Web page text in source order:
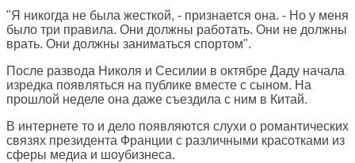
"Я никогда не была жесткой, - признается она. - Но у меня
было три правила. Они должны работать. Они не должны
врать. Они должны заниматься спортом".
После развода Николя и Сесилии в октябре Даду начала
изредка появляться на публике вместе с сыном. На
прошлой неделе она даже съездила с ним в Китай.
В интернете то и дело появляются слухи о романтических
связях президента Франции с различными красотками из
сферы медиа и шоубизнеса.